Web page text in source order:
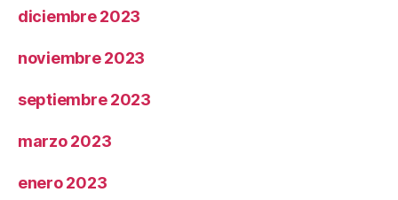
diciembre 2023
noviembre 2023
septiembre 2023
marzo 2023
enero 2023